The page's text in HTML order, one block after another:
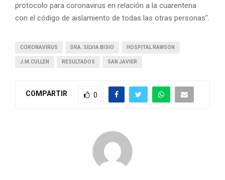
protocolo para coronavirus en relación a la cuarentena
con el código de aislamiento de todas las otras personas”.
CORONAVIRUS DRA. SILVIA BISIO HOSPITAL RAWSON
J.M.CULLEN RESULTADOS SAN JAVIER
COMPARTIR 0